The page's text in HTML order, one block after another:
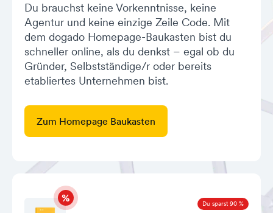
Du brauchst keine Vorkenntnisse, keine
Agentur und keine einzige Zeile Code. Mit
dem dogado Homepage-Baukasten bist du
schneller online, als du denkst – egal ob du
Gründer, Selbstständige/r oder bereits
etabliertes Unternehmen bist.
Zum Homepage Baukasten
Du sparst 90 %